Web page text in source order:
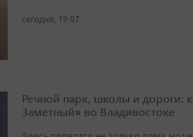
сегодня, 19:07
Речной парк, школы и дороги:
Заметный» во Владивостоке